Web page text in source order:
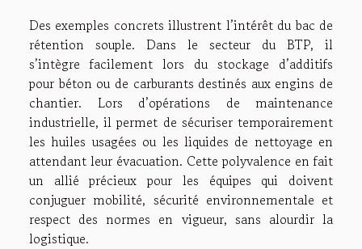
Des exemples concrets illustrent l’intérêt du bac de
rétention souple. Dans le secteur du BTP, il
s’intègre facilement lors du stockage d’additifs
pour béton ou de carburants destinés aux engins de
chantier. Lors d’opérations de maintenance
industrielle, il permet de sécuriser temporairement
les huiles usagées ou les liquides de nettoyage en
attendant leur évacuation. Cette polyvalence en fait
un allié précieux pour les équipes qui doivent
conjuguer mobilité, sécurité environnementale et
respect des normes en vigueur, sans alourdir la
logistique.